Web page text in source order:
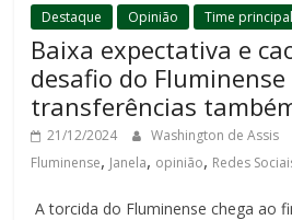
Destaque Opinião Time principal
Baixa expectativa e
desafio do
transferências
21/12/2024 Washington de Assis
Fluminense, Janela, opinião, Redes
A torcida do Fluminense chega ao